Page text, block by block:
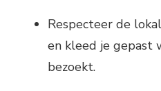
Respecteer de
en kleed je gepast
bezoekt.